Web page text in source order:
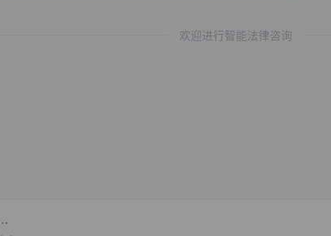
欢迎进行智能法律咨询